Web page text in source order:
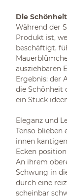
Die
Während der
Produkt ist,
beschäftigt,
ausziehbaren
Ergebnis: der
die Schönheit
ein Stück
Eleganz und
Tenso blieben
innen
Ecken
An ihrem
Schwung in
durch eine
scheinbar